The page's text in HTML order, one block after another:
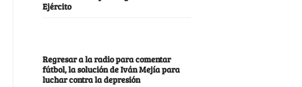
Ejército
Regresar a la radio para comentar
fútbol, la solución de Iván Mejía para
luchar contra la depresión